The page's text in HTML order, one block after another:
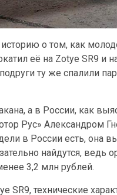
о том, как
её на Zotye SR9 и
ту же спалили
а в России, как
Рус» Александром
в России есть, она
найдутся, ведь
3,2 млн рублей.
технические